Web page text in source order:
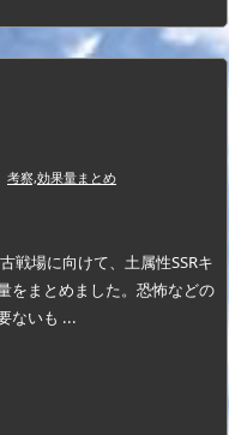
考察,効果量まとめ
戦場に向けて、土属性SSRキ
をまとめました。 恐怖などの
ないも ...